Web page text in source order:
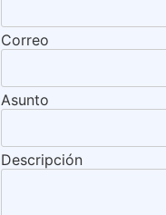
Correo
Asunto
Descripción